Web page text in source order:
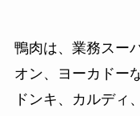
鴨肉は、業務スー
オン、ヨーカドー
ドンキ、カルディ